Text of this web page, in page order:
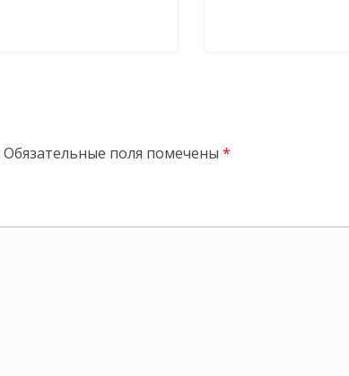
Обязательные поля помечены *